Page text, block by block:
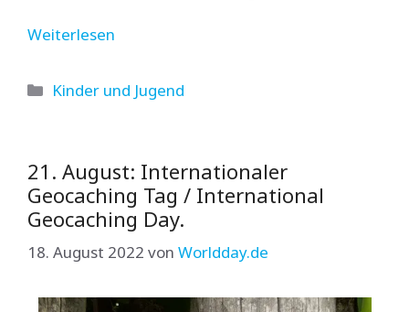
Weiterlesen
Kategorien
Kinder und Jugend
21. August: Internationaler
Geocaching Tag / International
Geocaching Day.
18. August 2022 von Worldday.de